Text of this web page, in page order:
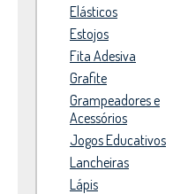
Elásticos
Estojos
Fita Adesiva
Grafite
Grampeadores e
Acessórios
Jogos Educativos
Lancheiras
Lápis